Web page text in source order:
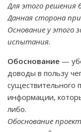
Для этого решения
Данная сторона
Основание у этого
испытания.
Обоснование —
доводы в пользу
существительного
информации,
либо.
Обоснование